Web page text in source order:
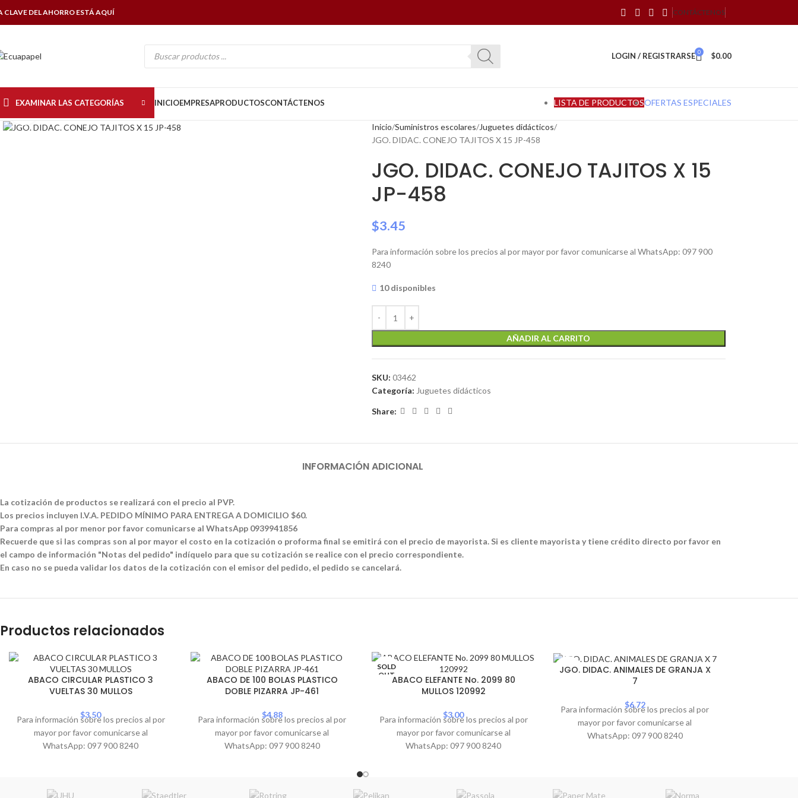
CLAVE DEL AHORRO ESTÁ AQUÍ CONTÁCTENOS
LOGIN / REGISTRARSE 0 $0.00
EXAMINAR LAS CATEGORÍAS INICIOEMPRESAPRODUCTOSCONTÁCTENOS LISTA DE PRODUCTOSOFERTAS ESPECIALES
Inicio Suministros escolares Juguetes didácticos
JGO. DIDAC. CONEJO TAJITOS X 15 JP-458
JGO. DIDAC. CONEJO TAJITOS X 15
JP-458
$3.45
Para información sobre los precios al por mayor por favor comunicarse al WhatsApp: 097 900
8240
10 disponibles
AÑADIR AL CARRITO
SKU: 03462
Categoría: Juguetes didácticos
Share:
INFORMACIÓN ADICIONAL
La cotización de productos se realizará con el precio al PVP.
Los precios incluyen I.V.A. PEDIDO MÍNIMO PARA ENTREGA A DOMICILIO $60.
Para compras al por menor por favor comunicarse al WhatsApp 0939941856
Recuerde que si las compras son al por mayor el costo en la cotización o proforma final se emitirá con el precio de mayorista. Si es cliente mayorista y tiene crédito directo por favor en
el campo de información "Notas del pedido" indíquelo para que su cotización se realice con el precio correspondiente.
En caso no se pueda validar los datos de la cotización con el emisor del pedido, el pedido se cancelará.
Productos relacionados
ABACO CIRCULAR PLASTICO 3
VUELTAS 30 MULLOS
$3.50
Para información sobre los precios al por
mayor por favor comunicarse al
WhatsApp: 097 900 8240
ABACO DE 100 BOLAS PLASTICO
DOBLE PIZARRA JP-461
$4.88
Para información sobre los precios al por
mayor por favor comunicarse al
WhatsApp: 097 900 8240
SOLD
OUTABACO ELEFANTE No. 2099 80
MULLOS 120992
$3.00
Para información sobre los precios al por
mayor por favor comunicarse al
WhatsApp: 097 900 8240
SOLD
OUT
JGO. DIDAC. ANIMALES DE GRANJA X
7
$6.72
Para información sobre los precios al por
mayor por favor comunicarse al
WhatsApp: 097 900 8240